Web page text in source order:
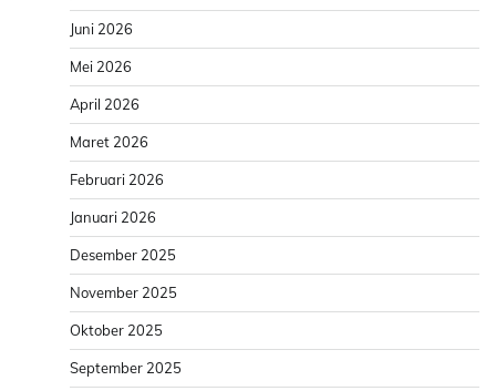
Juni 2026
Mei 2026
April 2026
Maret 2026
Februari 2026
Januari 2026
Desember 2025
November 2025
Oktober 2025
September 2025